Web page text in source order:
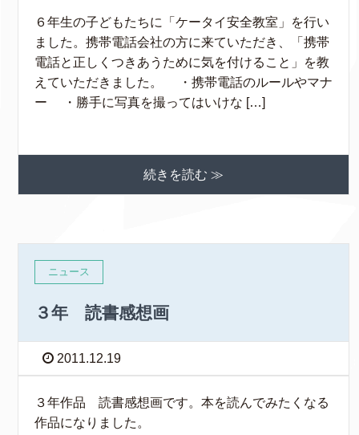
６年生の子どもたちに「ケータイ安全教室」を行い
ました。携帯電話会社の方に来ていただき、「携帯
電話と正しくつきあうために気を付けること」を教
えていただきました。 ・携帯電話のルールやマナ
ー ・勝手に写真を撮ってはいけな […]
続きを読む ≫
ニュース
３年 読書感想画
2011.12.19
３年作品 読書感想画です。本を読んでみたくなる
作品になりました。